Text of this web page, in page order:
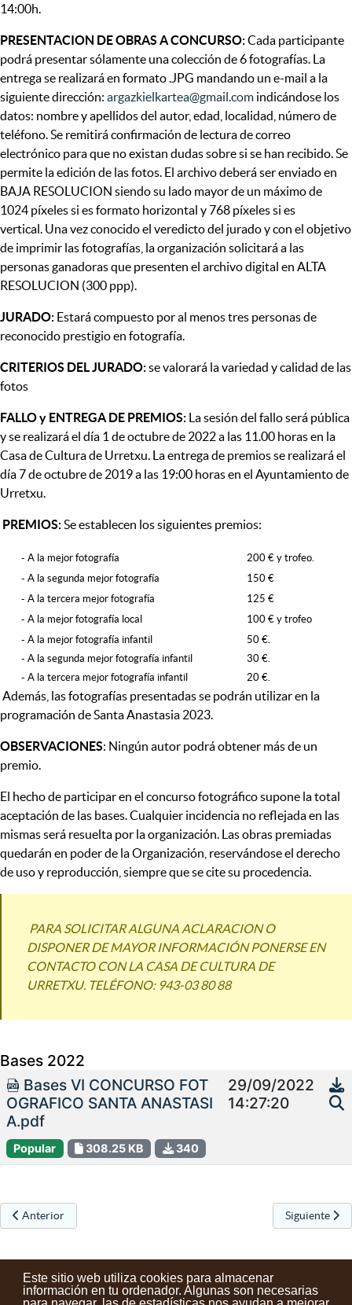
Este sitio web utiliza cookies para almacenar
información en tu ordenador. Algunas son necesarias
14:00h.
PRESENTACION DE OBRAS A CONCURSO:Cada participante
podrá presentar sólamente una colección de 6 fotografías. La
entrega se realizará en formato .JPG mandando un e-mail a la
siguiente dirección: argazkielkartea@gmail.com indicándose los
datos: nombre y apellidos del autor, edad, localidad, número de
teléfono. Se remitirá confirmación de lectura de correo
electrónico para que no existan dudas sobre si se han recibido. Se
permite la edición de las fotos. El archivo deberá ser enviado en
BAJA RESOLUCION siendo su lado mayor de un máximo de
1024 píxeles si es formato horizontal y 768 píxeles si es
vertical. Una vez conocido el veredicto del jurado y con el objetivo
de imprimir las fotografías, la organización solicitará a las
personas ganadoras que presenten el archivo digital en ALTA
RESOLUCION (300 ppp).
JURADO: Estará compuesto por al menos tres personas de
reconocido prestigio en fotografía.
CRITERIOS DEL JURADO:se valorará la variedad y calidad de las
fotos
FALLO y ENTREGA DE PREMIOS: La sesión del fallo será pública
y se realizará el día 1 de octubre de 2022 a las 11.00 horas en la
Casa de Cultura de Urretxu. La entrega de premios se realizará el
día 7 de octubre de 2019 a las 19:00 horas en el Ayuntamiento de
Urretxu.
PREMIOS:Se establecen los siguientes premios:
- A la mejor fotografía
200 € y trofeo.
- A la segunda mejor fotografía
150 €
- A la tercera mejor fotografía
125 €
- A la mejor fotografía local
100 € y trofeo
- A la mejor fotografía infantil
- A la segunda mejor fotografía infantil
- A la tercera mejor fotografía infantil
50 €.
30 €.
20 €.
Además, las fotografías presentadas se podrán utilizar en la
programación de Santa Anastasia 2023.
OBSERVACIONES: Ningún autor podrá obtener más de un
premio.
El hecho de participar en el concurso fotográfico supone la total
aceptación de las bases. Cualquier incidencia no reflejada en las
mismas será resuelta por la organización. Las obras premiadas
quedarán en poder de la Organización, reservándose el derecho
de uso y reproducción, siempre que se cite su procedencia.
PARA SOLICITAR ALGUNA ACLARACION O
DISPONER DE MAYOR INFORMACIÓN PONERSE EN
CONTACTO CON LA CASA DE CULTURA DE
URRETXU. TELÉFONO: 943-03 80 88
Bases 2022
Bases VI CONCURSO FOT
OGRAFICO SANTA ANASTASI
A.pdf
Popular 308.25 KB 340
29/09/2022
14:27:20
Artículo anterior: V. Concurso Fotográfico de la Semana de
Anterior Artículo
Siguiente